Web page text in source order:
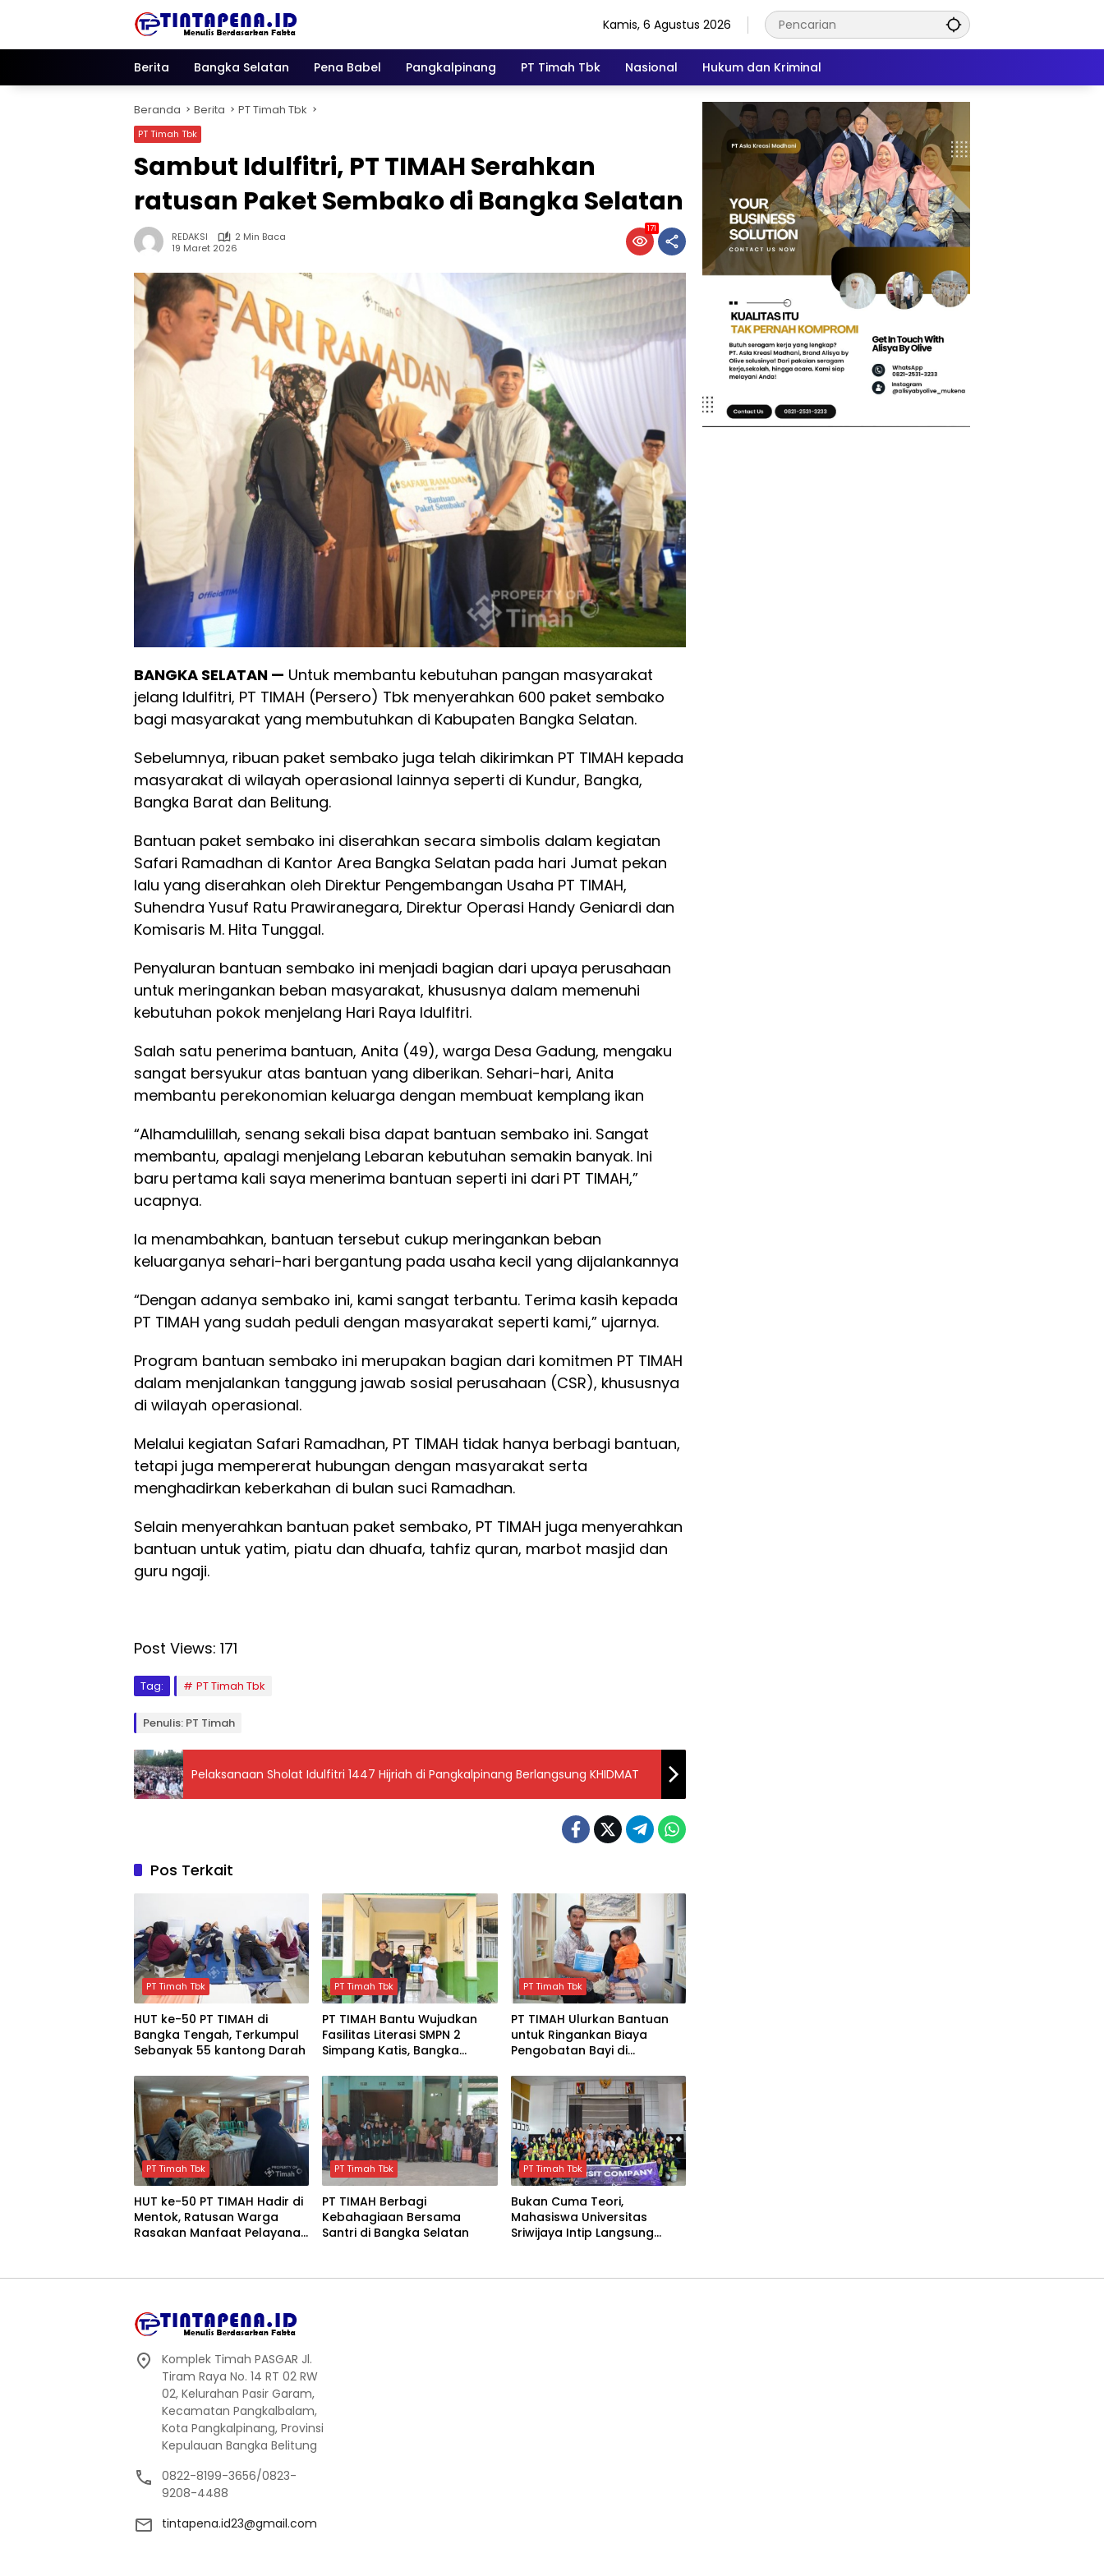
Kamis, 6 Agustus 2026
Berita Bangka Selatan Pena Babel Pangkalpinang PT Timah Tbk Nasional Hukum dan Kriminal
Beranda Berita PT Timah Tbk
PT Timah Tbk
Sambut Idulfitri, PT TIMAH Serahkan
ratusan Paket Sembako di Bangka Selatan
REDAKSI
2 Min Baca
19 Maret 2026
171
BANGKA SELATAN — Untuk membantu kebutuhan pangan masyarakat
jelang Idulfitri, PT TIMAH (Persero) Tbk menyerahkan 600 paket sembako
bagi masyarakat yang membutuhkan di Kabupaten Bangka Selatan.
Sebelumnya, ribuan paket sembako juga telah dikirimkan PT TIMAH kepada
masyarakat di wilayah operasional lainnya seperti di Kundur, Bangka,
Bangka Barat dan Belitung.
Bantuan paket sembako ini diserahkan secara simbolis dalam kegiatan
Safari Ramadhan di Kantor Area Bangka Selatan pada hari Jumat pekan
lalu yang diserahkan oleh Direktur Pengembangan Usaha PT TIMAH,
Suhendra Yusuf Ratu Prawiranegara, Direktur Operasi Handy Geniardi dan
Komisaris M. Hita Tunggal.
Penyaluran bantuan sembako ini menjadi bagian dari upaya perusahaan
untuk meringankan beban masyarakat, khususnya dalam memenuhi
kebutuhan pokok menjelang Hari Raya Idulfitri.
Salah satu penerima bantuan, Anita (49), warga Desa Gadung, mengaku
sangat bersyukur atas bantuan yang diberikan. Sehari-hari, Anita
membantu perekonomian keluarga dengan membuat kemplang ikan
“Alhamdulillah, senang sekali bisa dapat bantuan sembako ini. Sangat
membantu, apalagi menjelang Lebaran kebutuhan semakin banyak. Ini
baru pertama kali saya menerima bantuan seperti ini dari PT TIMAH,”
ucapnya.
Ia menambahkan, bantuan tersebut cukup meringankan beban
keluarganya sehari-hari bergantung pada usaha kecil yang dijalankannya
“Dengan adanya sembako ini, kami sangat terbantu. Terima kasih kepada
PT TIMAH yang sudah peduli dengan masyarakat seperti kami,” ujarnya.
Program bantuan sembako ini merupakan bagian dari komitmen PT TIMAH
dalam menjalankan tanggung jawab sosial perusahaan (CSR), khususnya
di wilayah operasional.
Melalui kegiatan Safari Ramadhan, PT TIMAH tidak hanya berbagi bantuan,
tetapi juga mempererat hubungan dengan masyarakat serta
menghadirkan keberkahan di bulan suci Ramadhan.
Selain menyerahkan bantuan paket sembako, PT TIMAH juga menyerahkan
bantuan untuk yatim, piatu dan dhuafa, tahfiz quran, marbot masjid dan
guru ngaji.
Post Views: 171
Tag: PT Timah Tbk
Penulis: PT Timah
Pelaksanaan Sholat Idulfitri 1447 Hijriah di Pangkalpinang Berlangsung KHIDMAT
Pos Terkait
PT Timah Tbk
HUT ke-50 PT TIMAH di
Bangka Tengah, Terkumpul
Sebanyak 55 kantong Darah
PT Timah Tbk
PT TIMAH Bantu Wujudkan
Fasilitas Literasi SMPN 2
Simpang Katis, Bangka
PT Timah Tbk
PT TIMAH Ulurkan Bantuan
untuk Ringankan Biaya
Pengobatan Bayi di
PT Timah Tbk
HUT ke-50 PT TIMAH Hadir di
Mentok, Ratusan Warga
Rasakan Manfaat Pelayanan
PT Timah Tbk
PT TIMAH Berbagi
Kebahagiaan Bersama
Santri di Bangka Selatan
PT Timah Tbk
Bukan Cuma Teori,
Mahasiswa Universitas
Sriwijaya Intip Langsung
Komplek Timah PASGAR Jl.
Tiram Raya No. 14 RT 02 RW
02, Kelurahan Pasir Garam,
Kecamatan Pangkalbalam,
Kota Pangkalpinang, Provinsi
Kepulauan Bangka Belitung
0822-8199-3656/0823-
9208-4488
tintapena.id23@gmail.com